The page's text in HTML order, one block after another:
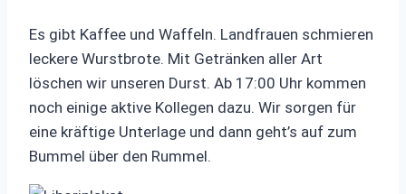
Es gibt Kaffee und Waffeln. Landfrauen schmieren
leckere Wurstbrote. Mit Getränken aller Art
löschen wir unseren Durst. Ab 17:00 Uhr kommen
noch einige aktive Kollegen dazu. Wir sorgen für
eine kräftige Unterlage und dann geht’s auf zum
Bummel über den Rummel.